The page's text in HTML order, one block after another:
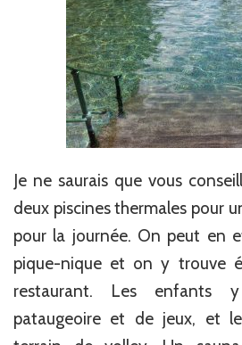
Je ne saurais que vous
deux piscines thermales pour
pour la journée. On peut en
pique-nique et on y trouve
restaurant. Les enfants y
pataugeoire et de jeux, et